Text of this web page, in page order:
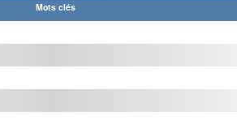
Mots clés